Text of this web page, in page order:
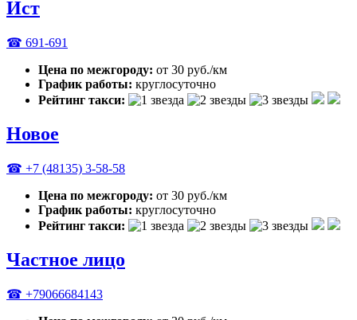
Ист
☎ 691-691
Цена по межгороду: от 30 руб./км
График работы: круглосуточно
Рейтинг такси:
Новое
☎ +7 (48135) 3-58-58
Цена по межгороду: от 30 руб./км
График работы: круглосуточно
Рейтинг такси:
Частное лицо
☎ +79066684143